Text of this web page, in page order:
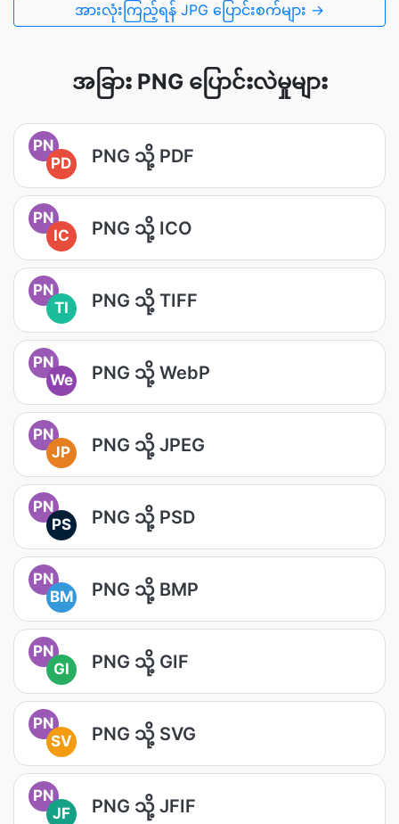
အားလုံးကြည့်ရန် JPG ပြောင်းစက်များ →
အခြား PNG ပြောင်းလဲမှုများ
PN
PD
PNG သို့ PDF
PN
IC
PNG သို့ ICO
PN
TI
PNG သို့ TIFF
PN
We
PNG သို့ WebP
PN
JP
PNG သို့ JPEG
PN
PS
PNG သို့ PSD
PN
BM
PNG သို့ BMP
PN
GI
PNG သို့ GIF
PN
SV
PNG သို့ SVG
PN
JF
PNG သို့ JFIF